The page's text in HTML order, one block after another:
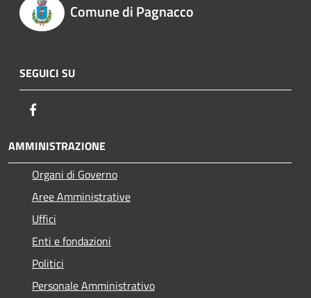
Comune di Pagnacco
SEGUICI SU
AMMINISTRAZIONE
Organi di Governo
Aree Amministrative
Uffici
Enti e fondazioni
Politici
Personale Amministrativo